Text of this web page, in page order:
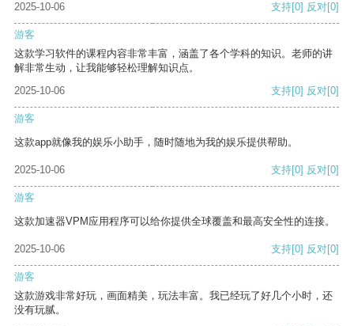
2025-10-06 支持[0] 反对[0]
游客
这款学习软件的课程内容非常丰富，涵盖了各个学科的知识。老师的讲
解非常生动，让我能够轻松理解知识点。
2025-10-06
支持[0] 反对[0]
游客
这款app就像我的娱乐小助手，随时随地为我的娱乐提供帮助。
2025-10-06 支持[0] 反对[0]
游客
这款加速器VPM应用程序可以给你提供全球覆盖和最高安全性的连接。
2025-10-06 支持[0] 反对[0]
游客
这款游戏非常好玩，画面精美，玩法丰富。我已经玩了好几个小时，还
没有玩腻。